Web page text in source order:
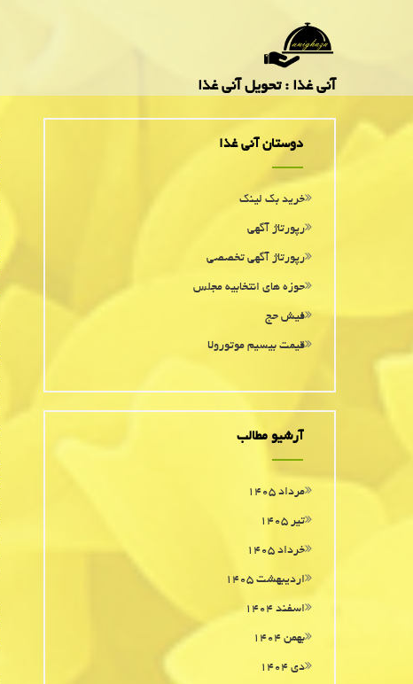
آنی غذا : تحویل آنی غذا
دوستان آنی غذا
خرید بک لینک
رپورتاژ آگهی
رپورتاژ آگهی تخصصی
حوزه های انتخابیه مجلس
فیش حج
قیمت بیسیم موتورولا
آرشیو مطالب
مرداد ۱۴۰۵
تیر ۱۴۰۵
خرداد ۱۴۰۵
اردیبهشت ۱۴۰۵
اسفند ۱۴۰۴
بهمن ۱۴۰۴
دی ۱۴۰۴